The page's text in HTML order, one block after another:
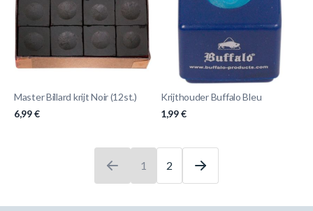
Master Billard krijt Noir (12st.)
6,99 €
Krijthouder Buffalo Bleu
1,99 €
Vous lisez actuellement la page
1
Page
2